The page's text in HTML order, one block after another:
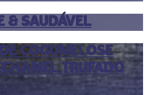
& saudável
cogumelose
trufado